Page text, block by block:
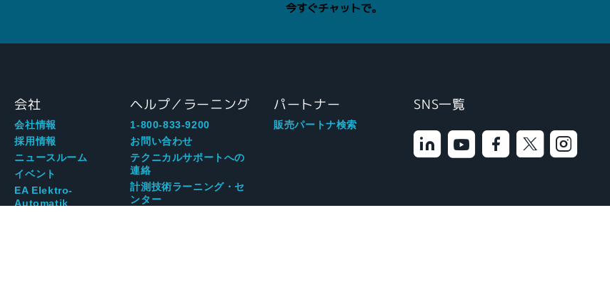
今すぐチャットで。
会社
会社情報
採用情報
ニュースルーム
イベント
EA Elektro-
Automatik
ヘルプ／ラーニング
1-800-833-9200
お問い合わせ
テクニカルサポートへの
連絡
計測技術ラーニング・セ
ンター
パートナー
販売パートナ検索
SNS一覧